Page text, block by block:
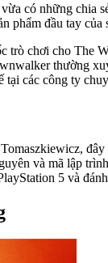
vừa có những chia
đầu tay
chơi cho The
thường
các công ty
và mã lập
5 và